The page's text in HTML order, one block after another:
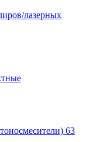
лазерных
63